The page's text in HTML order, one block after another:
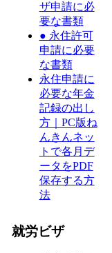
ザ申請に必
要な書類
● 永住許可
申請に必要
な書類
永住申請に
必要な年金
記録の出し
方｜PC版ね
んきんネッ
トで各月デ
ータをPDF
保存する方
法
就労ビザ